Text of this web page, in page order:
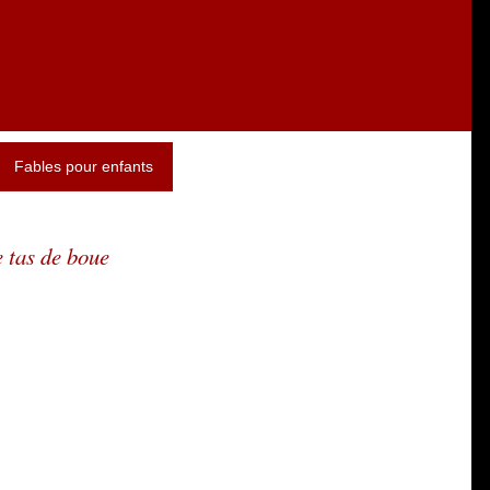
Fables pour enfants
de boue